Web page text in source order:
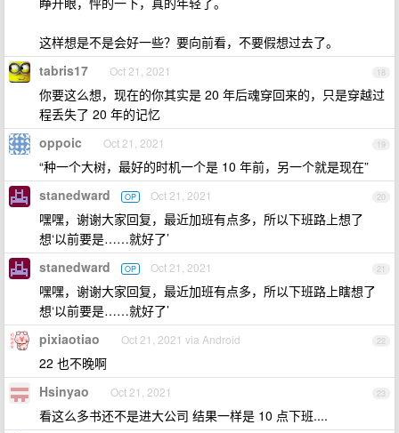
这样想是不是会好一些？要向前看，不要假想过去了。
18
tabris17 Oct 21, 2021
你要这么想，现在的你其实是 20 年后魂穿回来的，只是穿越过
程丢失了 20 年的记忆
19
oppoic Oct 21, 2021
“种一个大树，最好的时机一个是 10 年前，另一个就是现在”
20
stanedward OP Oct 21, 2021
嘿嘿，谢谢大家回复，最近加班有点多，所以下班路上想了
想‘以前要是……就好了’
21
stanedward OP Oct 21, 2021
嘿嘿，谢谢大家回复，最近加班有点多，所以下班路上瞎想了
想‘以前要是……就好了’
22
pixiaotiao Oct 21, 2021 via Android
22 也不晚啊
23
Hsinyao Oct 21, 2021
看这么多书还不是进大公司 结果一样是 10 点下班....